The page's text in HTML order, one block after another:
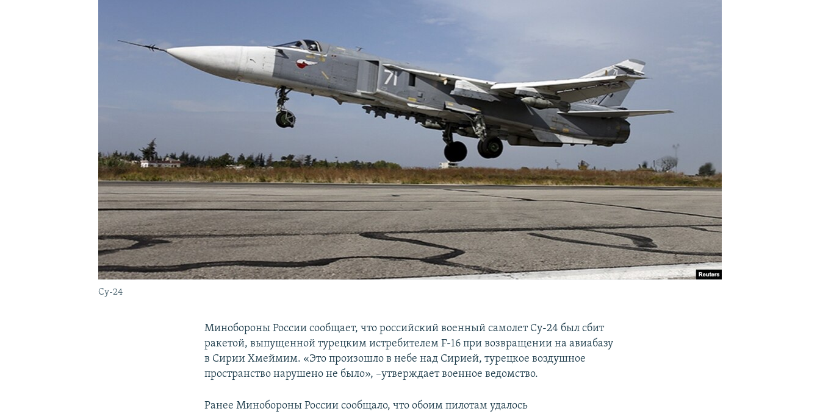
Су-24
Минобороны России сообщает, что российский военный самолет Су-24 был сбит
ракетой, выпущенной турецким истребителем F-16 при возвращении на авиабазу
в Сирии Хмеймим. «Это произошло в небе над Сирией, турецкое воздушное
пространство нарушено не было», –утверждает военное ведомство.
Ранее Минобороны России сообщало, что обоим пилотам удалось